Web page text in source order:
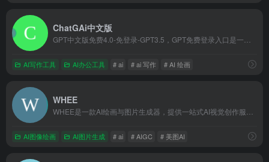
ChatGAi中文版
AI写作工具 AI办公工具 # ai # ai 写作 # AI 绘画
WHEE
AI图像绘画 AI图片生成 # ai # AIGC # 美图AI